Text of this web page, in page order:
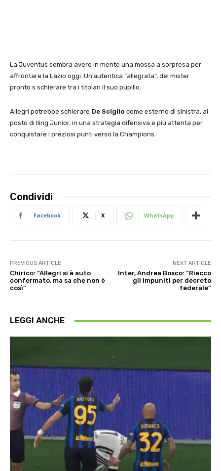
La Juventus sembra avere in mente una mossa a sorpresa per
affrontare la Lazio oggi. Un’autentica “allegrata”, del mister
pronto s schierare tra i titolari il suo pupillo.
Allegri potrebbe schierare De Sciglio come esterno di sinistra, al
posto di Iling Junior, in una strategia difensiva e più attenta per
conquistare i preziosi punti verso la Champions.
Condividi
Facebook X WhatsApp
PREVIOUS ARTICLE
Chirico: “Allegri si è auto
confermato, ma sa che non è
così”
NEXT ARTICLE
Inter, Andrea Bosco: “Riecco
gli impuniti per decreto
federale”
LEGGI ANCHE